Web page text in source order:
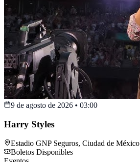
9 de agosto de 2026 • 03:00
Harry Styles
Estadio GNP Seguros, Ciudad de México
Boletos Disponibles